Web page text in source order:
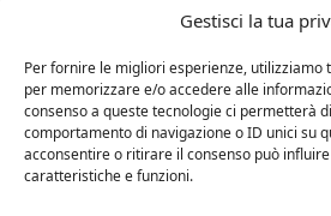
Gestisci la tua
Per fornire le migliori esperienze, utilizziamo
per memorizzare e/o accedere alle
consenso a queste tecnologie ci permetterà
comportamento di navigazione o ID unici su
acconsentire o ritirare il consenso può
caratteristiche e funzioni.
apribottiglie vino
Facebook Twitter